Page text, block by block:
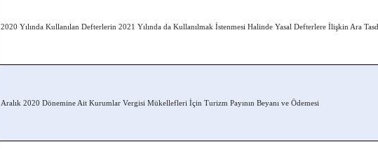
2020 Yılında Kullanılan Defterlerin 2021 Yılında da Kullanılmak İstenmesi Halinde Yasal Defterlere İlişkin Ara
Aralık 2020 Dönemine Ait Kurumlar Vergisi Mükellefleri İçin Turizm Payının Beyanı ve Ödemesi